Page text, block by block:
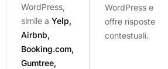
WordPress,
simile a Yelp,
Airbnb,
Booking.com,
Gumtree,
WordPress e
offre risposte
contestuali.